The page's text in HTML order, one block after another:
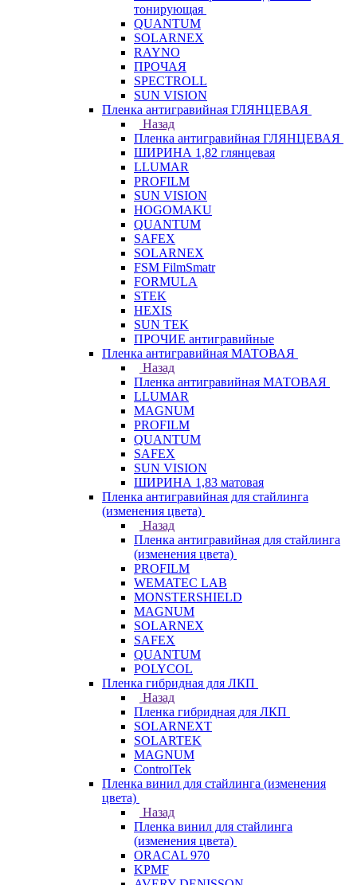
тонирующая
QUANTUM
SOLARNEX
RAYNO
ПРОЧАЯ
SPECTROLL
SUN VISION
Пленка антигравийная ГЛЯНЦЕВАЯ
Назад
Пленка антигравийная ГЛЯНЦЕВАЯ
ШИРИНА 1,82 глянцевая
LLUMAR
PROFILM
SUN VISION
HOGOMAKU
QUANTUM
SAFEX
SOLARNEX
FSM FilmSmatr
FORMULA
STEK
HEXIS
SUN TEK
ПРОЧИЕ антигравийные
Пленка антигравийная МАТОВАЯ
Назад
Пленка антигравийная МАТОВАЯ
LLUMAR
MAGNUM
PROFILM
QUANTUM
SAFEX
SUN VISION
ШИРИНА 1,83 матовая
Пленка антигравийная для стайлинга
(изменения цвета)
Назад
Пленка антигравийная для стайлинга
(изменения цвета)
PROFILM
WEMATEC LAB
MONSTERSHIELD
MAGNUM
SOLARNEX
SAFEX
QUANTUM
POLYCOL
Пленка гибридная для ЛКП
Назад
Пленка гибридная для ЛКП
SOLARNEXT
SOLARTEK
MAGNUM
ControlTek
Пленка винил для стайлинга (изменения
цвета)
Назад
Пленка винил для стайлинга
(изменения цвета)
ORACAL 970
KPMF